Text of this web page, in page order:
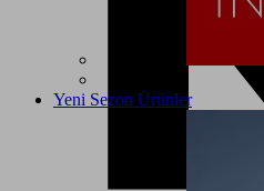
Yeni Sezon Ürünler